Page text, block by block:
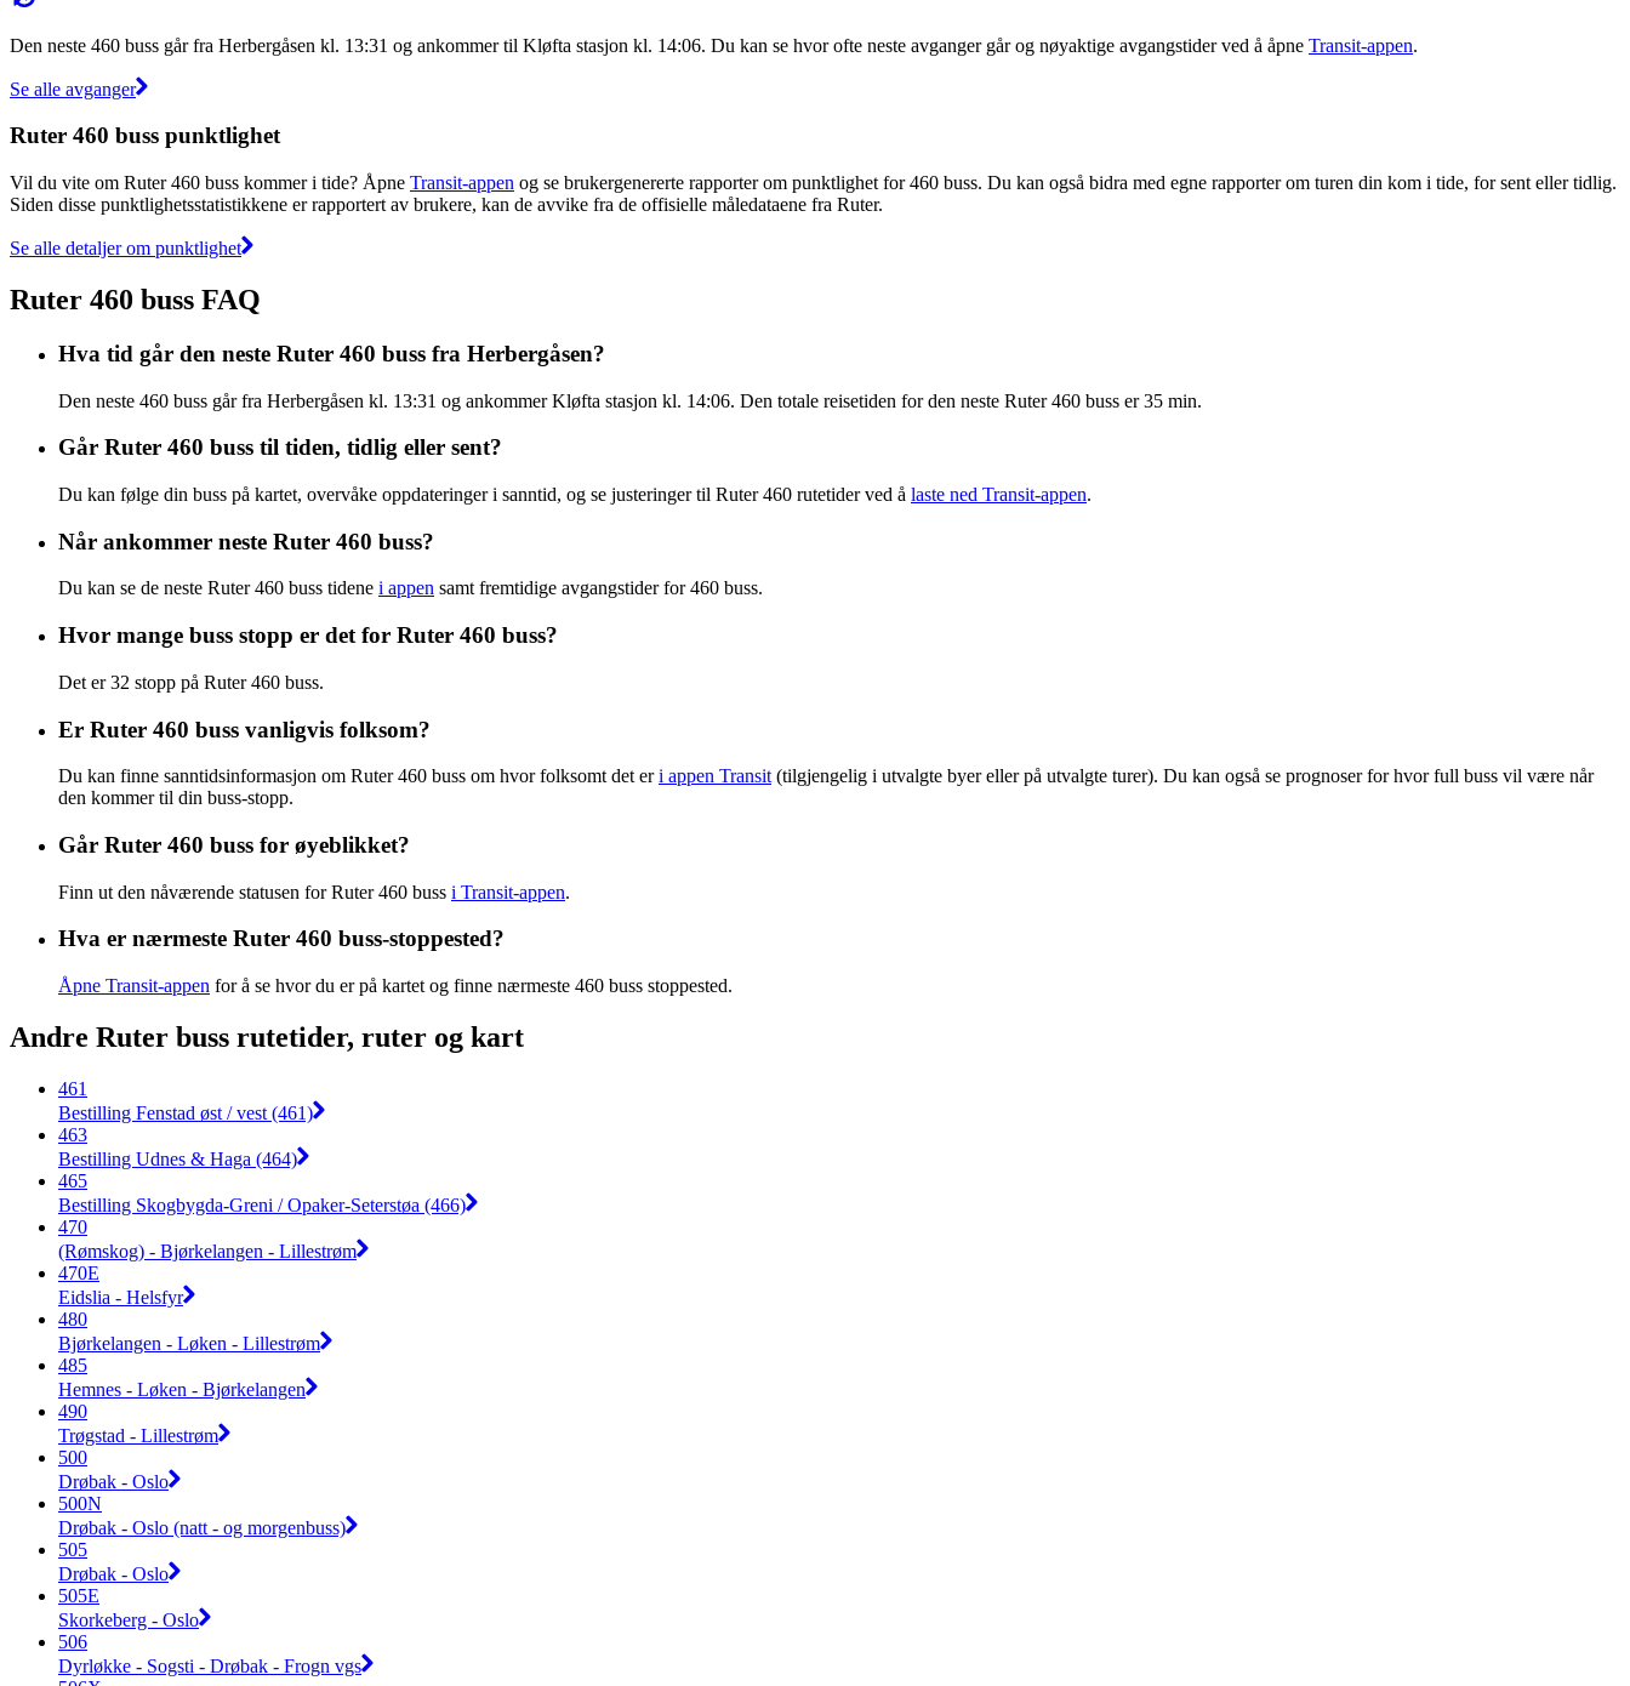
Den neste 460 buss går fra Herbergåsen kl. 13:31 og ankommer til Kløfta stasjon kl. 14:06. Du kan se hvor ofte neste avganger går og nøyaktige avgangstider ved å åpne Transit-appen.
Se alle avganger
Ruter 460 buss punktlighet
Vil du vite om Ruter 460 buss kommer i tide? Åpne Transit-appen og se brukergenererte rapporter om punktlighet for 460 buss. Du kan også bidra med egne rapporter om turen din kom i tide, for sent eller tidlig.
Siden disse punktlighetsstatistikkene er rapportert av brukere, kan de avvike fra de offisielle måledataene fra Ruter.
Se alle detaljer om punktlighet
Ruter 460 buss FAQ
Hva tid går den neste Ruter 460 buss fra Herbergåsen?
Den neste 460 buss går fra Herbergåsen kl. 13:31 og ankommer Kløfta stasjon kl. 14:06. Den totale reisetiden for den neste Ruter 460 buss er 35 min.
Går Ruter 460 buss til tiden, tidlig eller sent?
Du kan følge din buss på kartet, overvåke oppdateringer i sanntid, og se justeringer til Ruter 460 rutetider ved å laste ned Transit-appen.
Når ankommer neste Ruter 460 buss?
Du kan se de neste Ruter 460 buss tidene i appen samt fremtidige avgangstider for 460 buss.
Hvor mange buss stopp er det for Ruter 460 buss?
Det er 32 stopp på Ruter 460 buss.
Er Ruter 460 buss vanligvis folksom?
Du kan finne sanntidsinformasjon om Ruter 460 buss om hvor folksomt det eri appen Transit (tilgjengelig i utvalgte byer eller på utvalgte turer). Du kan også se prognoser for hvor full buss vil være når
den kommer til din buss-stopp.
Går Ruter 460 buss for øyeblikket?
Finn ut den nåværende statusen for Ruter 460 buss i Transit-appen.
Hva er nærmeste Ruter 460 buss-stoppested?
Åpne Transit-appen for å se hvor du er på kartet og finne nærmeste 460 buss stoppested.
Andre Ruter buss rutetider, ruter og kart
461
Bestilling Fenstad øst / vest (461)
463
Bestilling Udnes & Haga (464)
465
Bestilling Skogbygda-Greni / Opaker-Seterstøa (466)
470
(Rømskog) - Bjørkelangen - Lillestrøm
470E
Eidslia - Helsfyr
480
Bjørkelangen - Løken - Lillestrøm
485
Hemnes - Løken - Bjørkelangen
490
Trøgstad - Lillestrøm
500
Drøbak - Oslo
500N
Drøbak - Oslo (natt - og morgenbuss)
505
Drøbak - Oslo
505E
Skorkeberg - Oslo
506
Dyrløkke - Sogsti - Drøbak - Frogn vgs